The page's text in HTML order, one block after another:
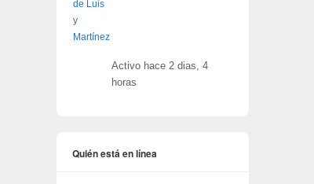
Activo hace 2 dias, 4
horas
Quién está en línea